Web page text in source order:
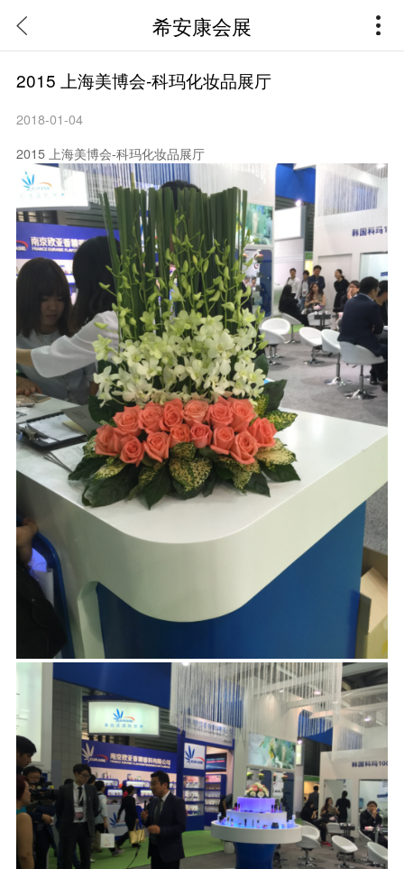
希安康会展
2015 上海美博会-科玛化妆品展厅
2018-01-04
2015 上海美博会-科玛化妆品展厅